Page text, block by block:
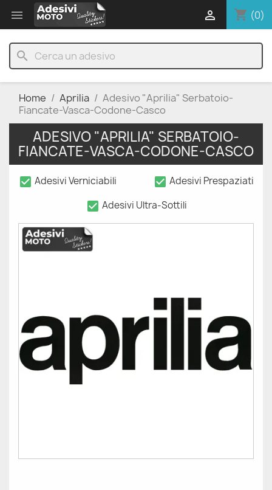
 shopping_cart (0)

search
Home Aprilia
Adesivo "Aprilia" Serbatoio-
Fiancate-Vasca-Codone-Casco
ADESIVO "APRILIA" SERBATOIO-
FIANCATE-VASCA-CODONE-CASCO
check_box Adesivi Verniciabili check_box Adesivi Prespaziati
check_box Adesivi Ultra-Sottili